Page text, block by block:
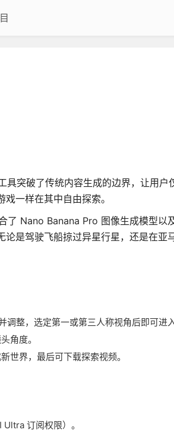
突破了传统内容生成的边界，让用户
一样在其中自由探索。
了 Nano Banana Pro 图像生成模型以
是驾驶飞船掠过异星行星，还是在亚
调整，选定第一或第三人称视角后即可进
角度。
世界，最后可下载探索视频。
订阅权限）。